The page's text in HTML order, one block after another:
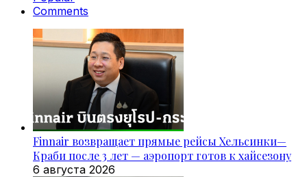
Comments
Finnair возвращает прямые рейсы Хельсинки—
Краби после 3 лет — аэропорт готов к хайсезону
6 августа 2026